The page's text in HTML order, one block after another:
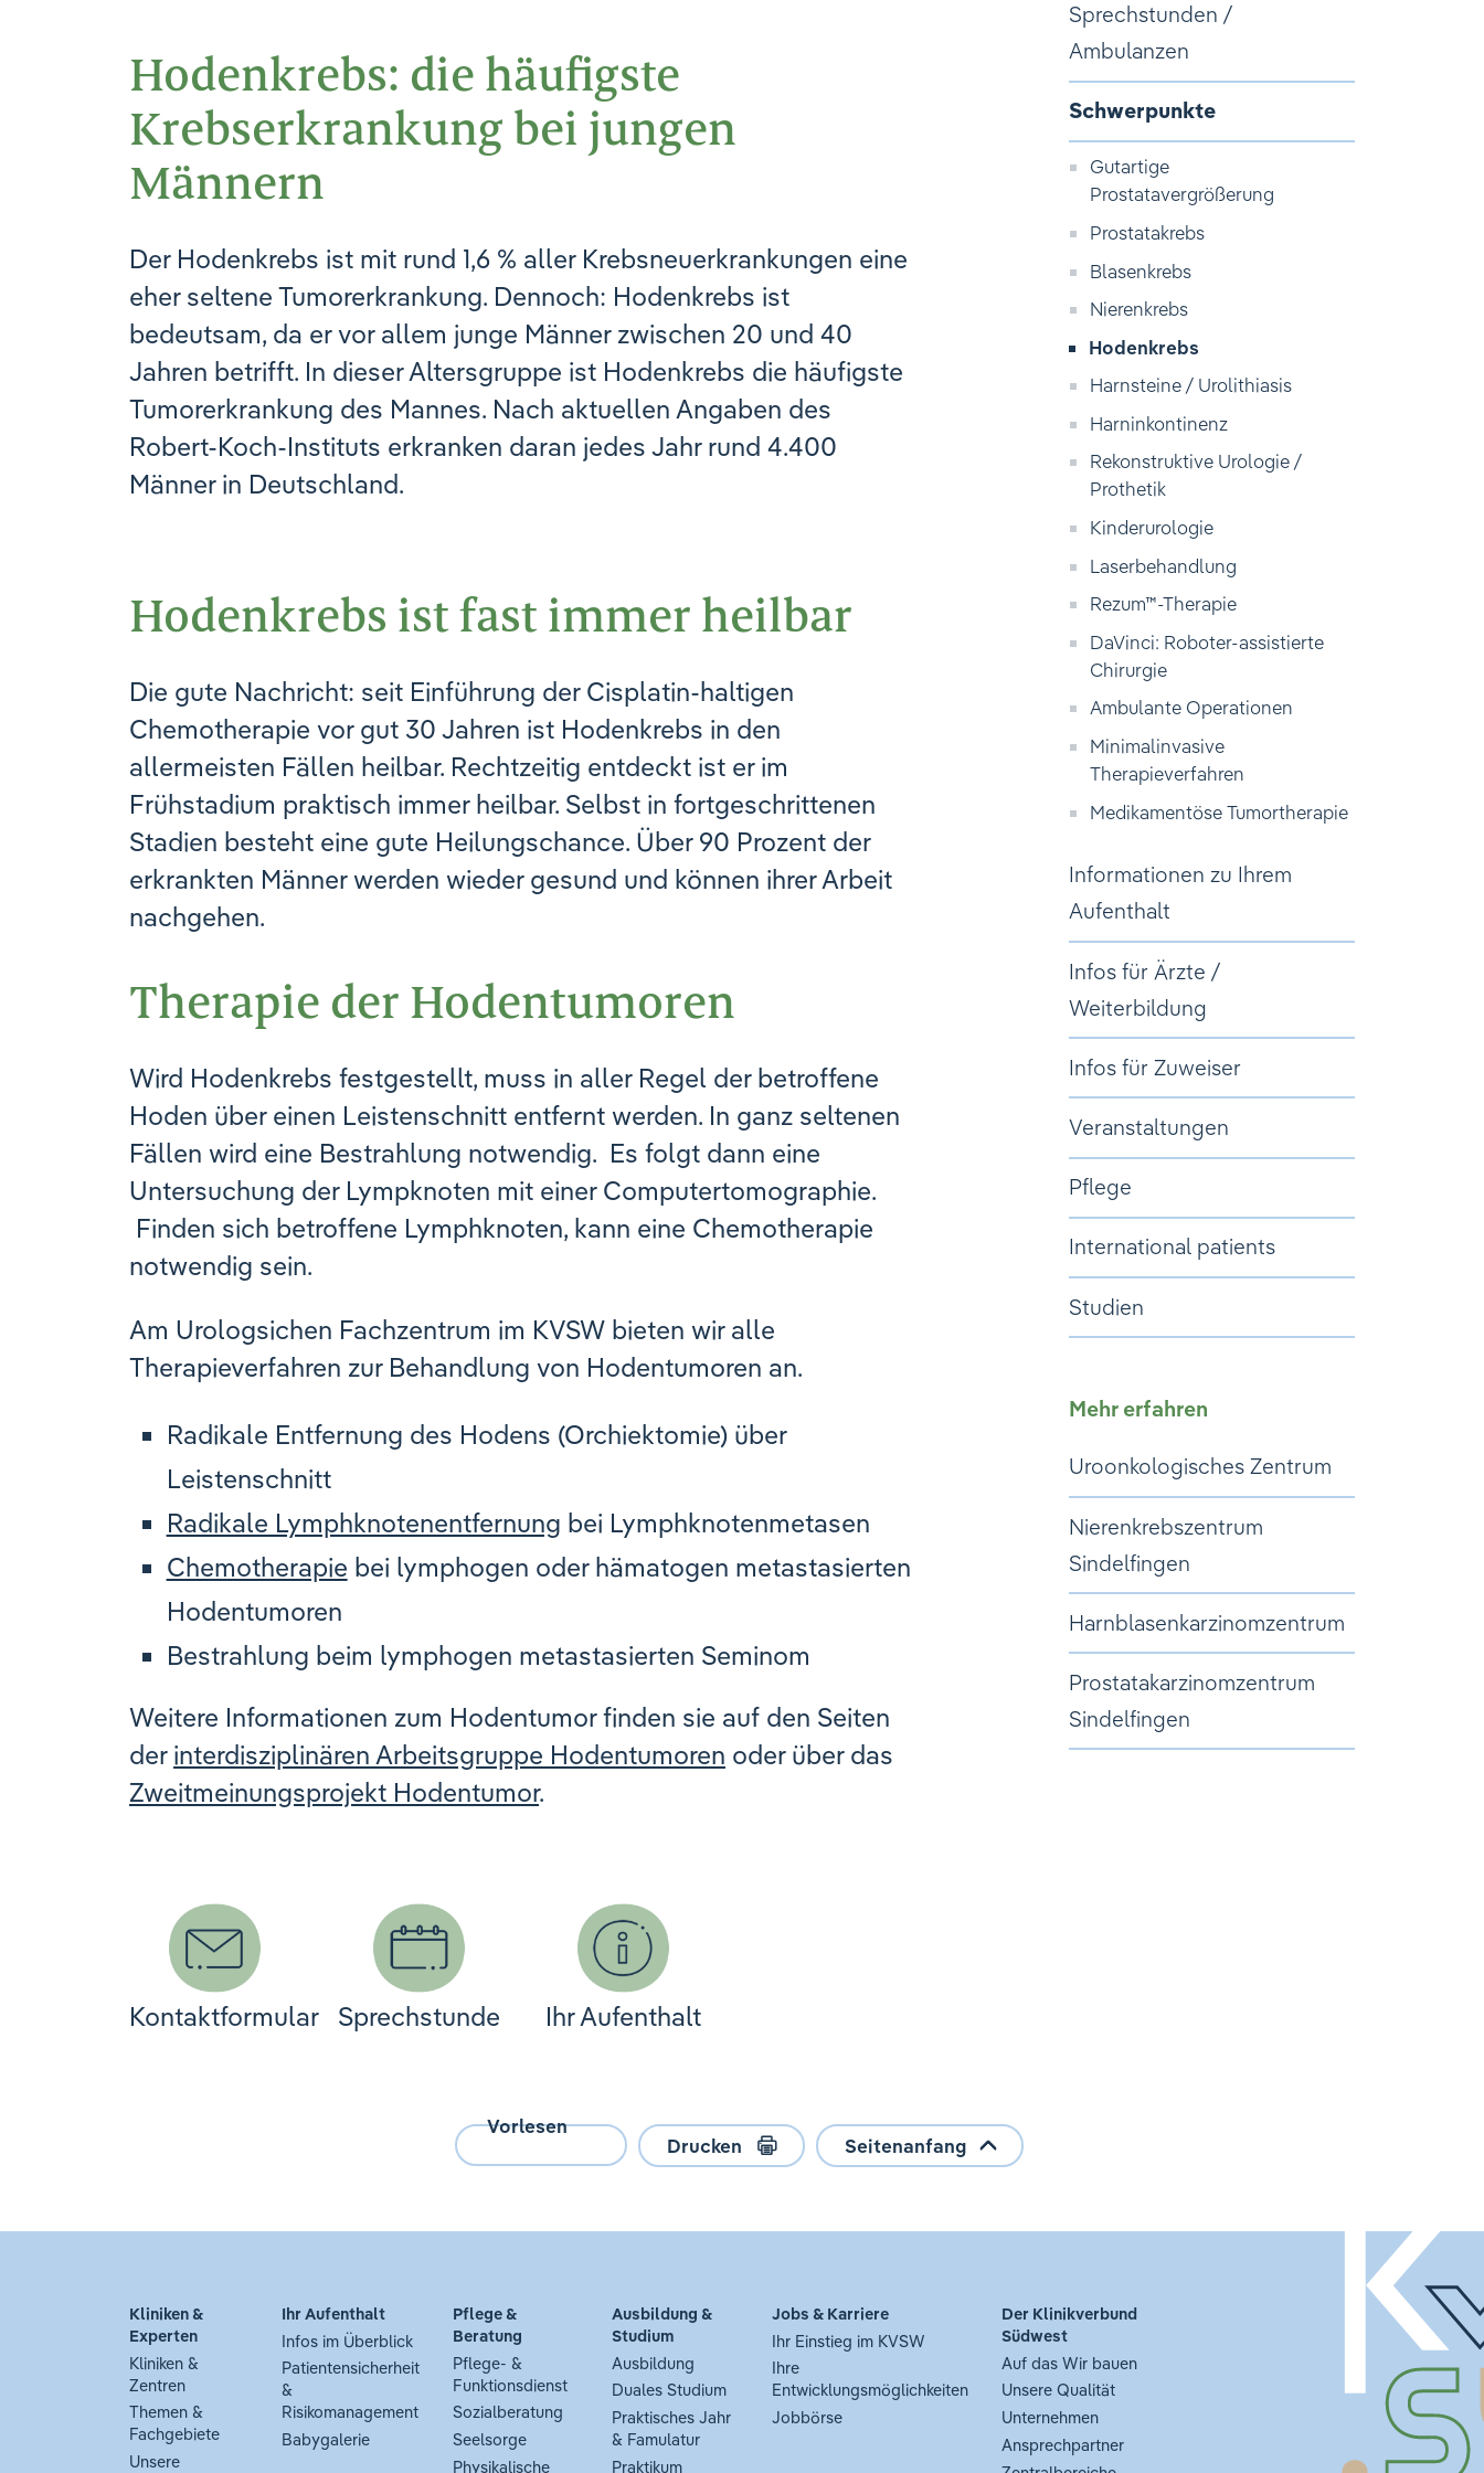
Hodenkrebs: die häufigste
Krebserkrankung bei jungen
Männern
Der Hodenkrebs ist mit rund 1,6 % aller Krebsneuerkrankungen eine
eher seltene Tumorerkrankung. Dennoch: Hodenkrebs ist
bedeutsam, da er vor allem junge Männer zwischen 20 und 40
Jahren betrifft. In dieser Altersgruppe ist Hodenkrebs die häufigste
Tumorerkrankung des Mannes. Nach aktuellen Angaben des
Robert-Koch-Instituts erkranken daran jedes Jahr rund 4.400
Männer in Deutschland.
Hodenkrebs ist fast immer heilbar
Die gute Nachricht: seit Einführung der Cisplatin-haltigen
Chemotherapie vor gut 30 Jahren ist Hodenkrebs in den
allermeisten Fällen heilbar. Rechtzeitig entdeckt ist er im
Frühstadium praktisch immer heilbar. Selbst in fortgeschrittenen
Stadien besteht eine gute Heilungschance. Über 90 Prozent der
erkrankten Männer werden wieder gesund und können ihrer Arbeit
nachgehen.
Therapie der Hodentumoren
Wird Hodenkrebs festgestellt, muss in aller Regel der betroffene
Hoden über einen Leistenschnitt entfernt werden. In ganz seltenen
Fällen wird eine Bestrahlung notwendig. Es folgt dann eine
Untersuchung der Lympknoten mit einer Computertomographie.
Finden sich betroffene Lymphknoten, kann eine Chemotherapie
notwendig sein.
Am Urologsichen Fachzentrum im KVSW bieten wir alle
Therapieverfahren zur Behandlung von Hodentumoren an.
Radikale Entfernung des Hodens (Orchiektomie) über
Leistenschnitt
Radikale Lymphknotenentfernung bei Lymphknotenmetasen
Chemotherapie bei lymphogen oder hämatogen metastasierten
Hodentumoren
Bestrahlung beim lymphogen metastasierten Seminom
Weitere Informationen zum Hodentumor finden sie auf den Seiten
der interdisziplinären Arbeitsgruppe Hodentumoren oder über das
Zweitmeinungsprojekt Hodentumor.
Kontaktformular Sprechstunde Ihr Aufenthalt
Sprechstunden /
Ambulanzen
Schwerpunkte
Gutartige
Prostatavergrößerung
Prostatakrebs
Blasenkrebs
Nierenkrebs
Hodenkrebs
Harnsteine / Urolithiasis
Harninkontinenz
Rekonstruktive Urologie /
Prothetik
Kinderurologie
Laserbehandlung
Rezum™-Therapie
DaVinci: Roboter-assistierte
Chirurgie
Ambulante Operationen
Minimalinvasive
Therapieverfahren
Medikamentöse Tumortherapie
Informationen zu Ihrem
Aufenthalt
Infos für Ärzte /
Weiterbildung
Infos für Zuweiser
Veranstaltungen
Pflege
International patients
Studien
Mehr erfahren
Uroonkologisches Zentrum
Nierenkrebszentrum
Sindelfingen
Harnblasenkarzinomzentrum
Prostatakarzinomzentrum
Sindelfingen
Vorlesen
Drucken
Seitenanfang
Kliniken &
Experten
Kliniken &
Zentren
Themen &
Fachgebiete
Unsere
Ihr Aufenthalt
Infos im Überblick
Patientensicherheit
&
Risikomanagement
Babygalerie
Pflege &
Beratung
Pflege- &
Funktionsdienst
Sozialberatung
Seelsorge
Physikalische
Ausbildung &
Studium
Ausbildung
Duales Studium
Praktisches Jahr
& Famulatur
Praktikum
Jobs & Karriere
Ihr Einstieg im KVSW
Ihre
Entwicklungsmöglichkeiten
Jobbörse
Der Klinikverbund
Südwest
Auf das Wir bauen
Unsere Qualität
Unternehmen
Ansprechpartner